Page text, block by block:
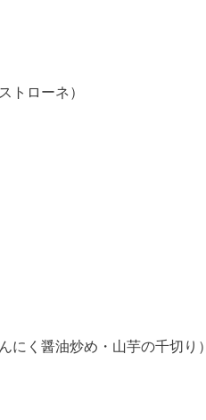
ローネ）
く醤油炒め・山芋の千切り）